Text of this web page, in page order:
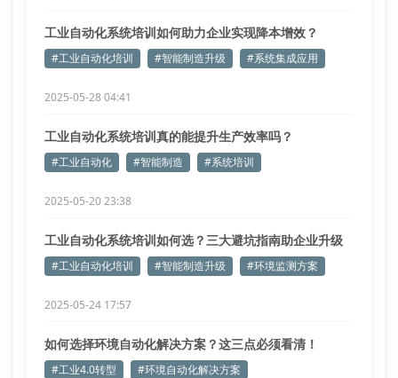
工业自动化系统培训如何助力企业实现降本增效？
#工业自动化培训 #智能制造升级 #系统集成应用
2025-05-28 04:41
工业自动化系统培训真的能提升生产效率吗？
#工业自动化 #智能制造 #系统培训
2025-05-20 23:38
工业自动化系统培训如何选？三大避坑指南助企业升级
#工业自动化培训 #智能制造升级 #环境监测方案
2025-05-24 17:57
如何选择环境自动化解决方案？这三点必须看清！
#工业4.0转型
#环境自动化解决方案